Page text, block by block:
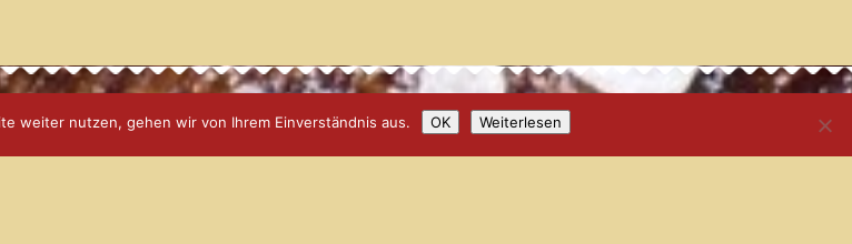
weiter nutzen, gehen wir von Ihrem Einverständnis aus. OK Weiterlesen